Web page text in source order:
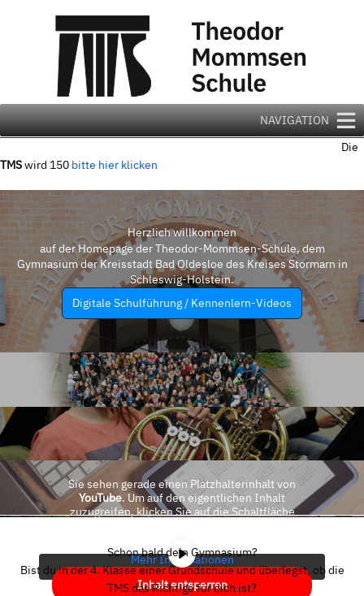
NAVIGATION
Die
TMSwird 150 bitte hier klicken
Herzlich willkommen
auf der Homepage der Theodor-Mommsen-Schule, dem
Gymnasium der Kreisstadt Bad Oldesloe des Kreises Stormarn in
Schleswig-Holstein.
Digitale Schulführung / Kennenlern-Videos
Sie sehen gerade einen Platzhalterinhalt von
YouTube. Um auf den eigentlichen Inhalt
zuzugreifen, klicken Sie auf die Schaltfläche
Mehr Informationen
Inhalt entsperren
Schon bald dein Gymnasium?
Bist du in der 4. Klasse einer Grundschule und überlegst, ob die
TMS das Richtige für dich ist?